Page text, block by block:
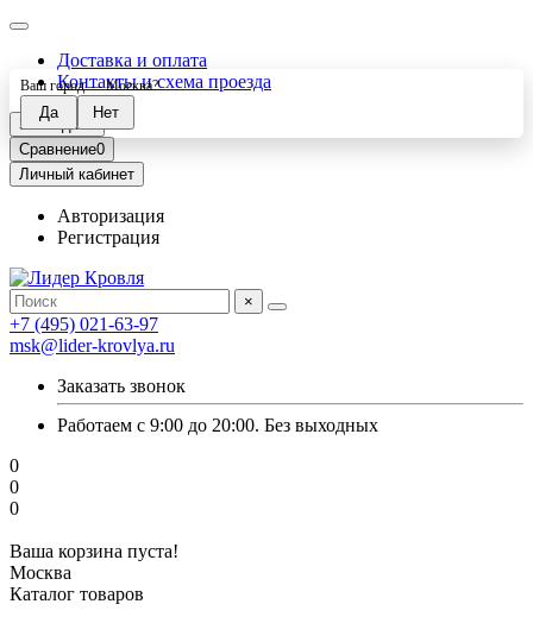
Доставка и оплата
Контакты и схема проезда
Закладки0
Сравнение0
Личный кабинет
Авторизация
Регистрация
×
+7 (495) 021-63-97
msk@lider-krovlya.ru
Заказать звонок
Работаем с 9:00 до 20:00. Без выходных
0
0
0
Ваша корзина пуста!
Москва
Ваш город —Москва?
Каталог товаров